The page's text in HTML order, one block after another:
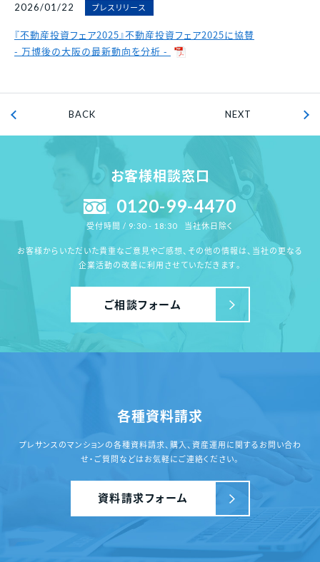
2026/01/22 プレスリリース
『不動産投資フェア2025』不動産投資フェア2025に協賛
- 万博後の大阪の最新動向を分析 -
BACK NEXT
お客様相談窓口
0120-99-4470
受付時間 / 9:30 - 18:30 当社休日除く
お客様からいただいた貴重なご意見やご感想、その他の情報は、 当社の更なる
企業活動の改善に利用させていただきます。
ご相談フォーム
各種資料請求
プレサンスのマンションの各種資料請求、 購入、資産運用に関するお問い合わ
せ・ご質問などはお気軽にご連絡ください。
資料請求フォーム